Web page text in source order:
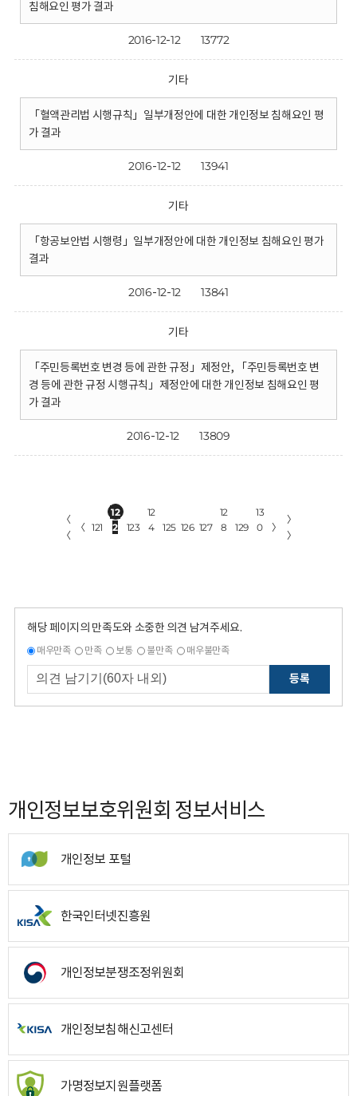
침해요인 평가 결과
2016-12-12 13772
기타
「혈액관리법 시행규칙」일부개정안에 대한 개인정보 침해요인 평
가 결과
2016-12-12 13941
기타
「항공보안법 시행령」일부개정안에 대한 개인정보 침해요인 평가
결과
2016-12-12 13841
기타
「주민등록번호 변경 등에 관한 규정」제정안, 「주민등록번호 변
경 등에 관한 규정 시행규칙」제정안에 대한 개인정보 침해요인 평
가 결과
2016-12-12 13809
〈
〈
〈 121
12
2
123
12
4
125 126 127
12
8
129
13
0
〉
〉
〉
해당 페이지의 만족도와 소중한 의견 남겨주세요.
매우만족 만족 보통 불만족 매우불만족
등록
개인정보보호위원회 정보서비스
개인정보 포털
한국인터넷진흥원
개인정보분쟁조정위원회
개인정보침해신고센터
가명정보지원플랫폼